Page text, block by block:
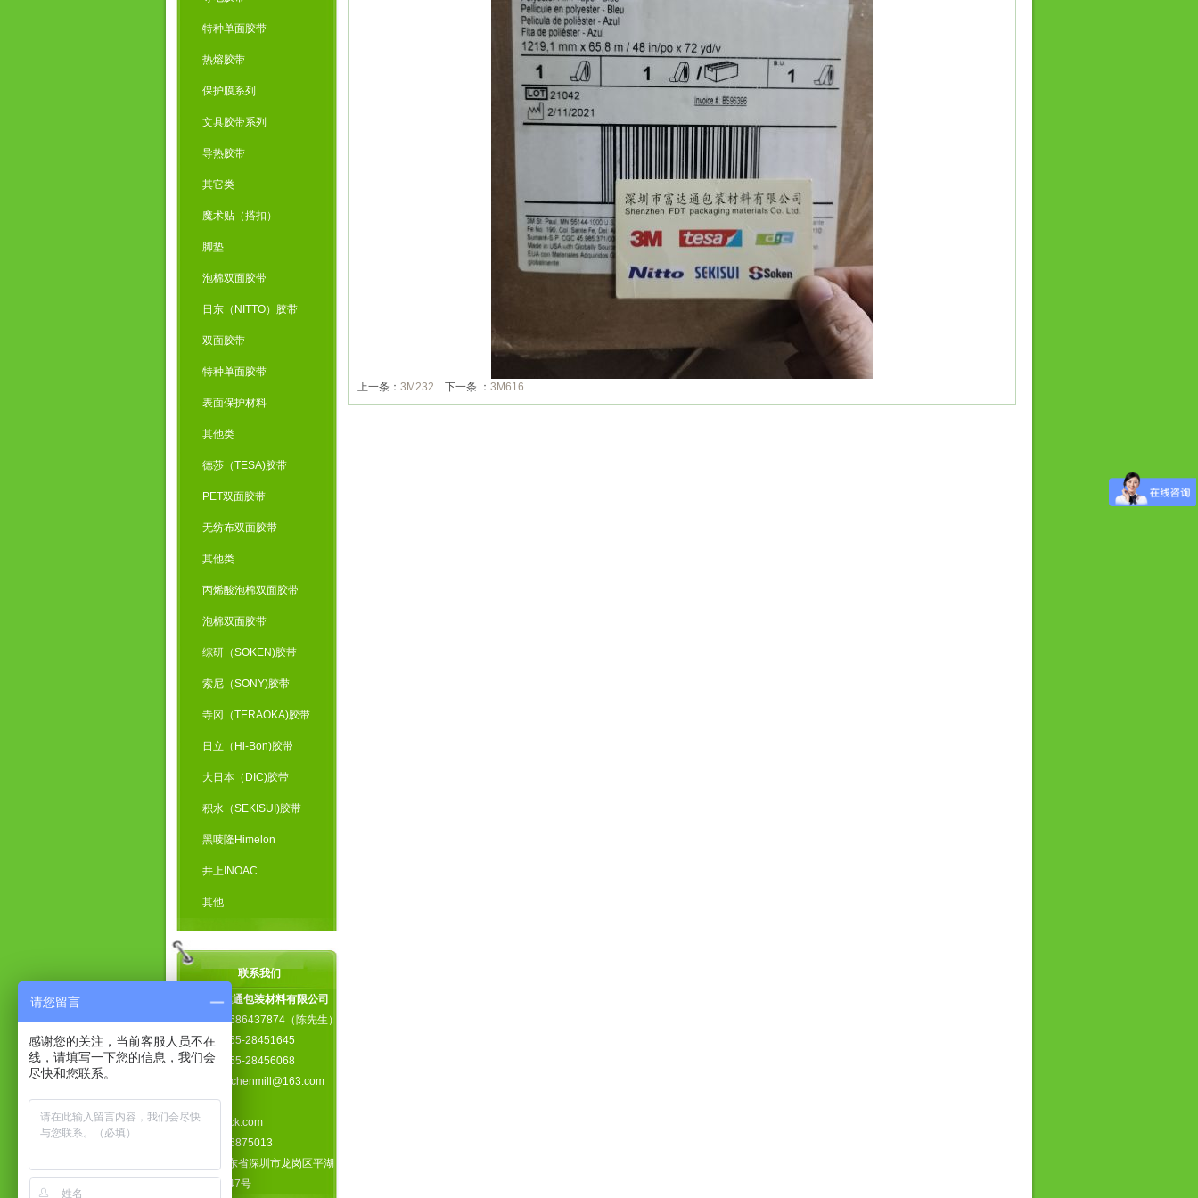
特种单面胶带
热熔胶带
保护膜系列
文具胶带系列
导热胶带
其它类
魔术贴（搭扣）
脚垫
泡棉双面胶带
日东（NITTO）胶带
双面胶带
特种单面胶带
表面保护材料
其他类
德莎（TESA)胶带
PET双面胶带
无纺布双面胶带
其他类
丙烯酸泡棉双面胶带
泡棉双面胶带
综研（SOKEN)胶带
索尼（SONY)胶带
寺冈（TERAOKA)胶带
日立（Hi-Bon)胶带
大日本（DIC)胶带
积水（SEKISUI)胶带
黑唛隆Himelon
井上INOAC
其他
联系我们
深圳市富达通包装材料有限公司
手 机：13686437874（陈先生）
电 话：0755-28451645
传 真：0755-28456068
邮 箱：xiechenmill@163.com
网 址：
www.fdtpack.com
Q Q：346875013
地 址：广东省深圳市龙岗区平湖
镇新园路147号
上一条： 3M232 下一条 ： 3M616
请您留言
感谢您的关注，当前客服人员不在
线，请填写一下您的信息，我们会
尽快和您联系。